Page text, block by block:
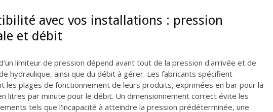
avec vos installations : pression
et débit
limiteur de pression dépend avant tout de la pression d'arrivée et de
hydraulique, ainsi que du débit à gérer. Les fabricants spécifient
les plages de fonctionnement de leurs produits, exprimées en bar pour la
litres par minute pour le débit. Un dimensionnement correct évite les
tels que l'incapacité à atteindre la pression prédéterminée, une